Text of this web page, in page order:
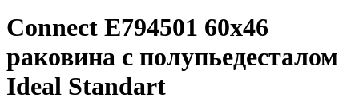
Connect E794501 60х46
раковина с полупьедесталом
Ideal Standart